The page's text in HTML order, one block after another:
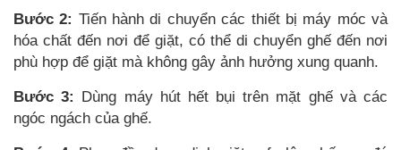
Bước 2: Tiến hành di chuyển các thiết bị máy móc và
hóa chất đến nơi để giặt, có thể di chuyển ghế đến nơi
phù hợp để giặt mà không gây ảnh hưởng xung quanh.
Bước 3:
Dùng máy hút hết bụi trên mặt ghế và các
ngóc ngách của ghế.